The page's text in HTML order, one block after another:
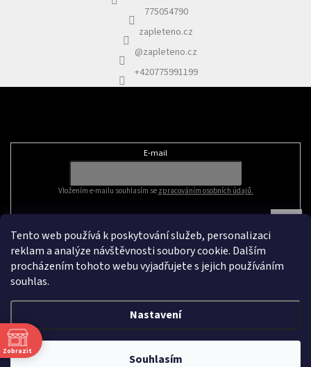
Tento web používá k poskytování služeb, personalizaci
reklam a analýze návštěvnosti soubory cookie. Dalším
procházením tohoto webu vyjadřujete s jejich používáním
souhlas.
Nastavení
Souhlasím
775054790
zapleteno.cz
@zapleteno.cz
+420775991199
E-mail
Vložením e-mailu souhlasím se zpracováním osobních údajů.
Vytvořil Shoptet
Zapleteno. Všechna práva vyhrazena.
Zobrazit